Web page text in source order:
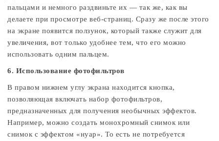
пальцами и немного раздвиньте их — так же, как вы
делаете при просмотре веб-страниц. Сразу же после этого
на экране появится ползунок, который также служит для
увеличения, вот только удобнее тем, что его можно
использовать одним пальцем.
6. Использование фотофильтров
В правом нижнем углу экрана находится кнопка,
позволяющая включать набор фотофильтров,
предназначенных для получения необычных эффектов.
Например, можно создать монохромный снимок или
снимок с эффектом «нуар». То есть не потребуется